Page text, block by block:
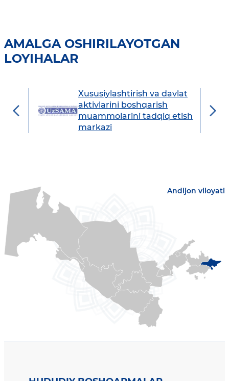
AMALGA OSHIRILAYOTGAN
LOYIHALAR
Xususiylashtirish va davlat
aktivlarini boshqarish
muammolarini tadqiq etish
markazi
Andijon viloyati